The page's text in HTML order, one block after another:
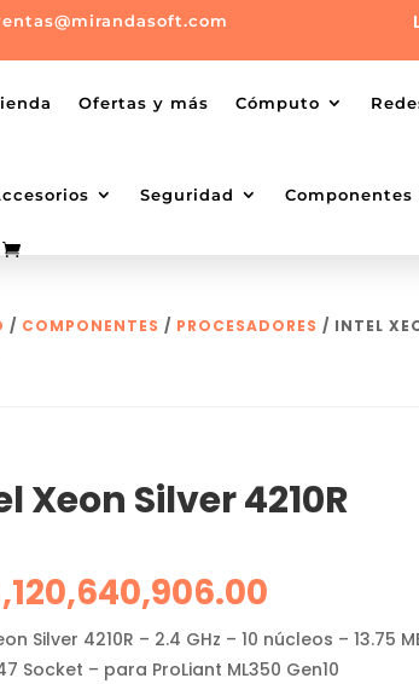
mailto:ventas@mirandasoft.com
Ofertas y más Cómputo
Seguridad Componentes
/ COMPONENTES / PROCESADORES / INTEL
Xeon Silver 4210R
Silver 4210R – 2.4 GHz – 10 núcleos – 13.75
Socket – para ProLiant ML350 Gen10